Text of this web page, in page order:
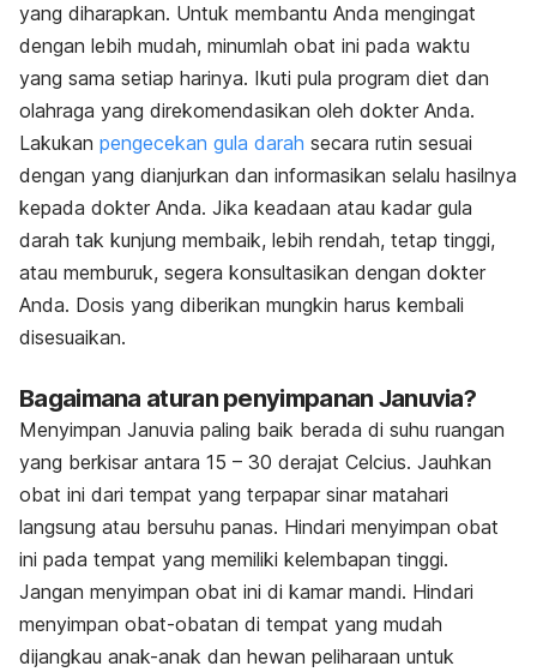
yang diharapkan. Untuk membantu Anda mengingat
dengan lebih mudah, minumlah obat ini pada waktu
yang sama setiap harinya. Ikuti pula program diet dan
olahraga yang direkomendasikan oleh dokter Anda.
Lakukan pengecekan gula darah secara rutin sesuai
dengan yang dianjurkan dan informasikan selalu hasilnya
kepada dokter Anda. Jika keadaan atau kadar gula
darah tak kunjung membaik, lebih rendah, tetap tinggi,
atau memburuk, segera konsultasikan dengan dokter
Anda. Dosis yang diberikan mungkin harus kembali
disesuaikan.
Bagaimana aturan penyimpanan Januvia?
Menyimpan Januvia paling baik berada di suhu ruangan
yang berkisar antara 15 – 30 derajat Celcius. Jauhkan
obat ini dari tempat yang terpapar sinar matahari
langsung atau bersuhu panas. Hindari menyimpan obat
ini pada tempat yang memiliki kelembapan tinggi.
Jangan menyimpan obat ini di kamar mandi. Hindari
menyimpan obat-obatan di tempat yang mudah
dijangkau anak-anak dan hewan peliharaan untuk